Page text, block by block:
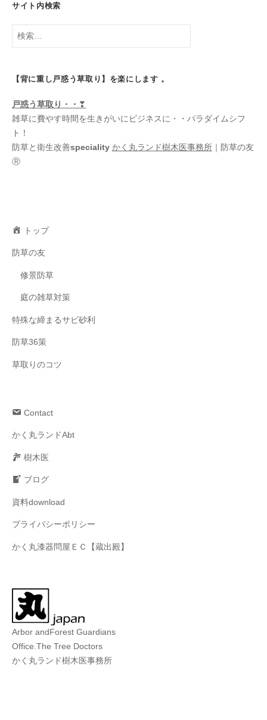
サイト内検索
検
【背に重し戸惑う草取り】を楽にします 。
戸惑う 草取り・・ ❣
雑草に費やす時間を生きがいにビジネスに・・パラダイムシフ
ト！
防草と衛生改善speciality かく丸ランド樹木医事務所 ｜防草の友
Ⓡ
トップ
防草の友
修景防草
庭の雑草対策
特殊な締まるサビ砂利
防草36策
草取りのコツ
Contact
かく丸ランドAbt
樹木医
ブログ
資料download
プライバシーポリシー
かく丸漆器問屋ＥＣ【蔵出殿】
Arbor andForest Guardians
Office.The Tree Doctors
かく丸ランド樹木医事務所